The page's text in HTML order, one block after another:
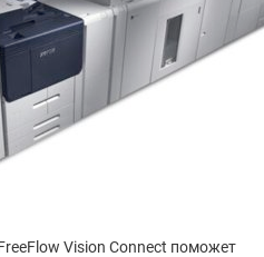
Vision Connect поможет